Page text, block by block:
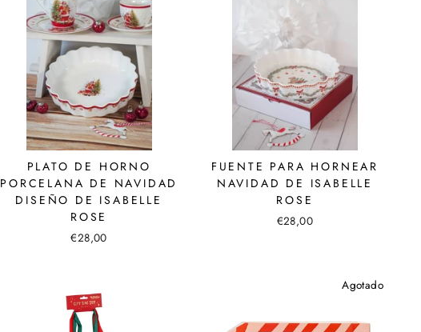
PLATO DE HORNO
PORCELANA DE NAVIDAD
DISEÑO DE ISABELLE
ROSE
€28,00
FUENTE PARA HORNEAR
NAVIDAD DE ISABELLE
ROSE
€28,00
Agotado